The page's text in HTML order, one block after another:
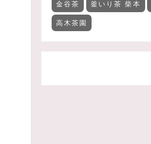
金谷茶 釜いり茶 柴本
高木茶園